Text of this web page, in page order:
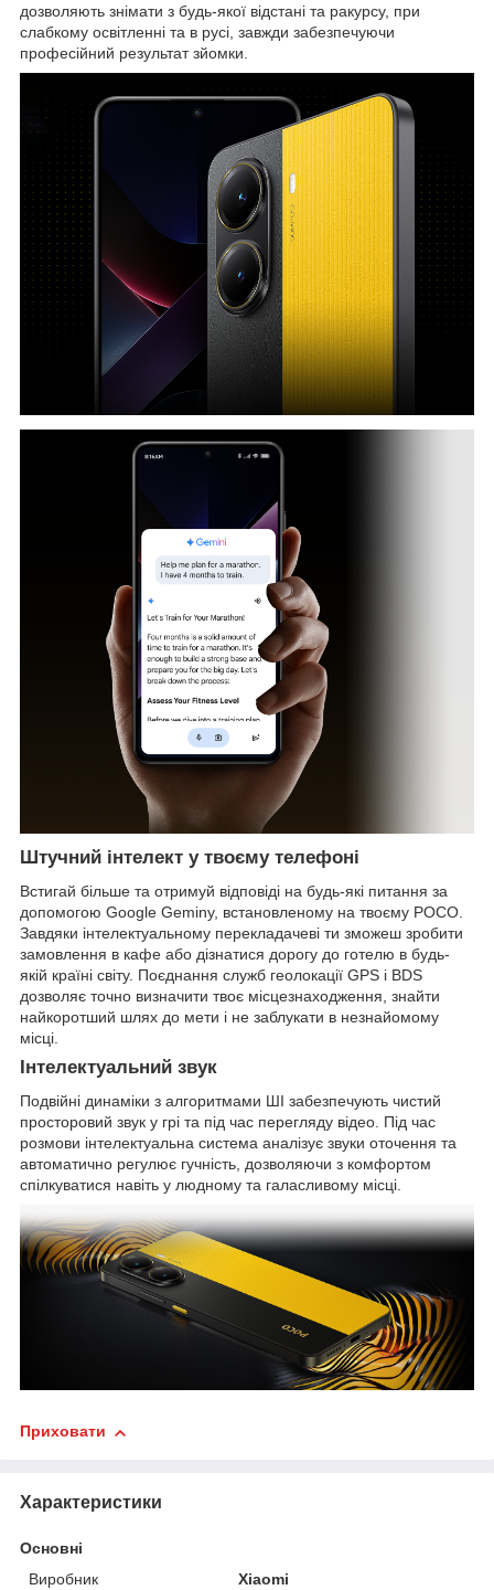
дозволяють знімати з будь-якої відстані та ракурсу, при
слабкому освітленні та в русі, завжди забезпечуючи
професійний результат зйомки.
Штучний інтелект у твоєму телефоні
Встигай більше та отримуй відповіді на будь-які питання за
допомогою Google Geminy, встановленому на твоєму POCO.
Завдяки інтелектуальному перекладачеві ти зможеш зробити
замовлення в кафе або дізнатися дорогу до готелю в будь-
якій країні світу. Поєднання служб геолокації GPS і BDS
дозволяє точно визначити твоє місцезнаходження, знайти
найкоротший шлях до мети і не заблукати в незнайомому
місці.
Інтелектуальний звук
Подвійні динаміки з алгоритмами ШІ забезпечують чистий
просторовий звук у грі та під час перегляду відео. Під час
розмови інтелектуальна система аналізує звуки оточення та
автоматично регулює гучність, дозволяючи з комфортом
спілкуватися навіть у людному та галасливому місці.
Приховати
Характеристики
Основні
Виробник
Xiaomi